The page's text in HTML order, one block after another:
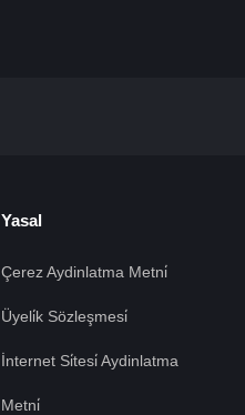
Yasal
Çerez Aydinlatma Metni̇
Üyeli̇k Sözleşmesi̇
İnternet Si̇tesi̇ Aydinlatma
Metni̇